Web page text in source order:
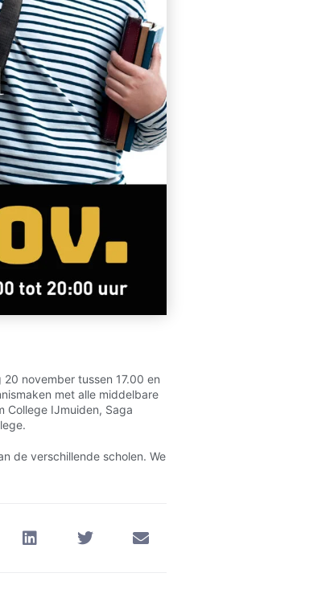
november tussen 17.00 en
met alle middelbare
College IJmuiden, Saga
de verschillende scholen. We